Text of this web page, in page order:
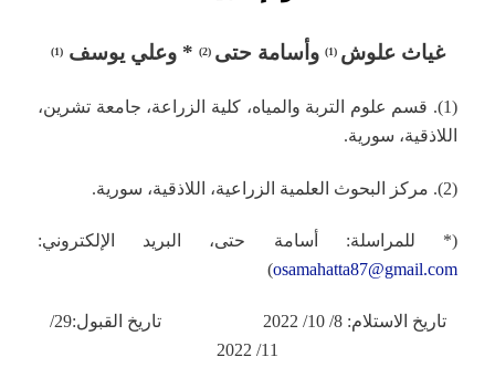
غياث علوش (
1
) وأسامة حتى (
2
) * وعلي يوسف(
1
)
(1). قسم علوم التربة والمياه، كلية الزراعة، جامعة تشرين،
اللاذقية، سورية.
(2). مركز البحوث العلمية الزراعية، اللاذقية، سورية.
(* للمراسلة: أسامة حتى، البريد الإلكتروني:
osamahatta87@gmail.com
)
تاريخ الاستلام: 8/ 10/ 2022 تاريخ القبول:29/
11/ 2022